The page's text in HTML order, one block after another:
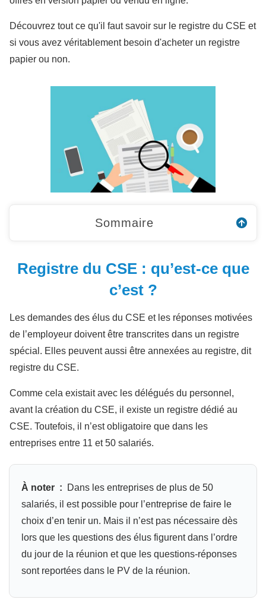
Découvrez tout ce qu'il faut savoir sur le registre du CSE et
si vous avez véritablement besoin d'acheter un registre
papier ou non.
Sommaire
Registre du CSE : qu’est-ce que
c’est ?
Les demandes des élus du CSE et les réponses motivées
de l’employeur doivent être transcrites dans un registre
spécial. Elles peuvent aussi être annexées au registre, dit
registre du CSE.
Comme cela existait avec les délégués du personnel,
avant la création du CSE, il existe un registre dédié au
CSE. Toutefois, il n’est obligatoire que dans les
entreprises entre 11 et 50 salariés.
À noter :
Dans les entreprises de plus de 50
salariés, il est possible pour l’entreprise de faire le
choix d’en tenir un. Mais il n’est pas nécessaire dès
lors que les questions des élus figurent dans l’ordre
du jour de la réunion et que les questions-réponses
sont reportées dans le PV de la réunion.